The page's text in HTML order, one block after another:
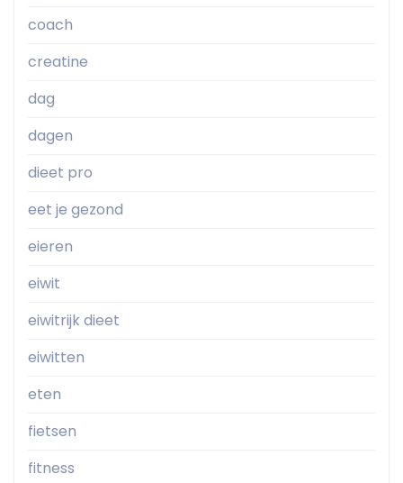
coach
creatine
dag
dagen
dieet pro
eet je gezond
eieren
eiwit
eiwitrijk dieet
eiwitten
eten
fietsen
fitness